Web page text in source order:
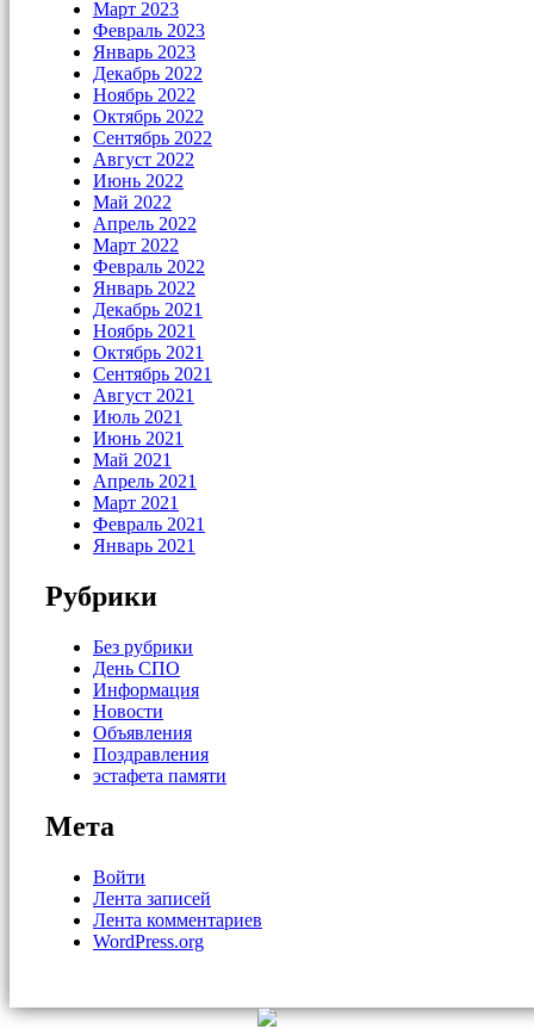
Март 2023
Февраль 2023
Январь 2023
Декабрь 2022
Ноябрь 2022
Октябрь 2022
Сентябрь 2022
Август 2022
Июнь 2022
Май 2022
Апрель 2022
Март 2022
Февраль 2022
Январь 2022
Декабрь 2021
Ноябрь 2021
Октябрь 2021
Сентябрь 2021
Август 2021
Июль 2021
Июнь 2021
Май 2021
Апрель 2021
Март 2021
Февраль 2021
Январь 2021
Рубрики
Без рубрики
День СПО
Информация
Новости
Объявления
Поздравления
эстафета памяти
Мета
Войти
Лента записей
Лента комментариев
WordPress.org